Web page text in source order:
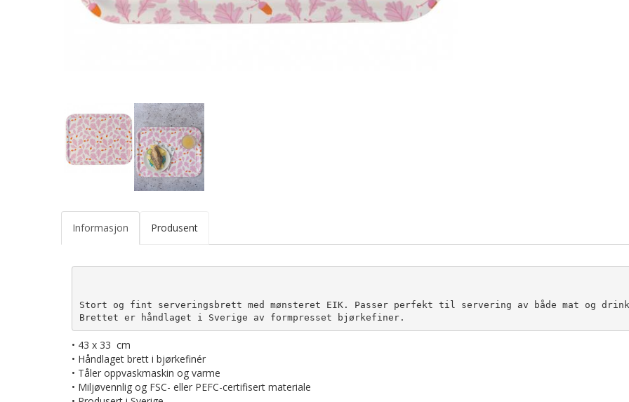
Informasjon Produsent
Stort og fint serveringsbrett med mønsteret EIK. Passer perfekt til servering av både mat og
Brettet er håndlaget i Sverige av formpresset bjørkefiner.
• 43 x 33 cm
• Håndlaget brett i bjørkefinér
• Tåler oppvaskmaskin og varme
• Miljøvennlig og FSC- eller PEFC-certifisert materiale